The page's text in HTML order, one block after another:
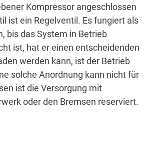
Kompressor angeschlossen
ist ein Regelventil. Es fungiert als
bis das System in Betrieb
ist, hat er einen entscheidenden
werden kann, ist der Betrieb
solche Anordnung kann nicht für
ist die Versorgung mit
oder den Bremsen reserviert.